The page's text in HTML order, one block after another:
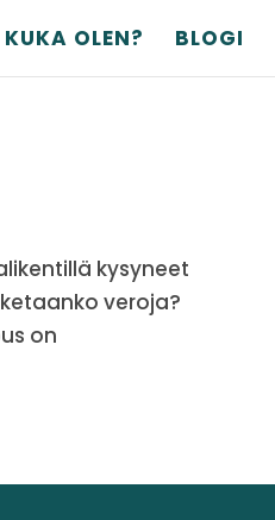
KUKA OLEN? BLOGI
kysyneet
veroja?
on